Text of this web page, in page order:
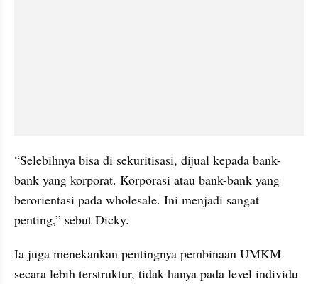
“Selebihnya bisa di sekuritisasi, dijual kepada bank-
bank yang korporat. Korporasi atau bank-bank yang
berorientasi pada wholesale. Ini menjadi sangat
penting,” sebut Dicky.
Ia juga menekankan pentingnya pembinaan UMKM
secara lebih terstruktur, tidak hanya pada level individu